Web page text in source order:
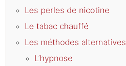
Les perles de nicotine
Le tabac chauffé
Les méthodes alternatives
L’hypnose